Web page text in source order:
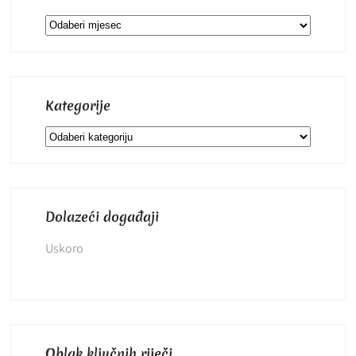
Arhiva
Kategorije
Kategorije
Dolazeći događaji
Uskoro